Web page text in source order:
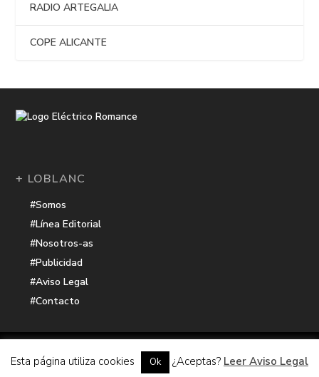
RADIO ARTEGALIA
COPE ALICANTE
+ LOBLANC
#Somos
#Línea Editorial
#Nosotros-as
#Publicidad
#Aviso Legal
#Contacto
Electrico Romance
Hacker Harbor
Esta página utiliza cookies Ok ¿Aceptas? Leer Aviso Legal